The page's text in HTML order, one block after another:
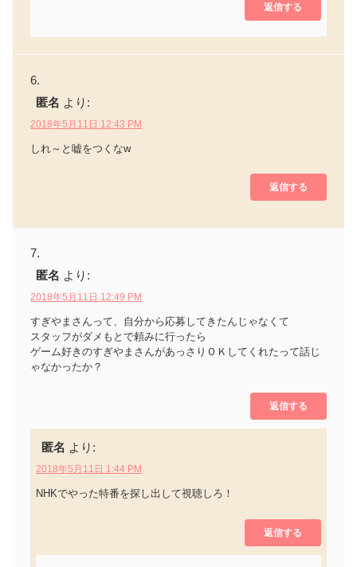
返信する
匿名 より:
2018年5月11日 12:43 PM
しれ～と嘘をつくなw
返信する
匿名 より:
2018年5月11日 12:49 PM
すぎやまさんって、自分から応募してきたんじゃなくて
スタッフがダメもとで頼みに行ったら
ゲーム好きのすぎやまさんがあっさりＯＫしてくれたって話じ
ゃなかったか？
返信する
匿名 より:
2018年5月11日 1:44 PM
NHKでやった特番を探し出して視聴しろ！
返信する